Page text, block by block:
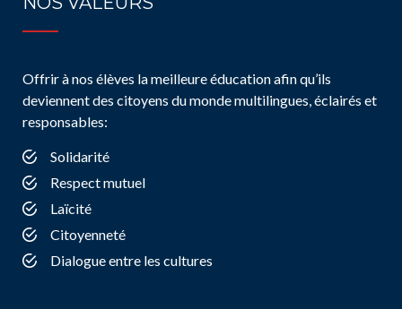
Offrir à nos élèves la meilleure éducation afin qu’ils
deviennent des citoyens du monde multilingues, éclairés et
responsables:
Solidarité
Respect mutuel
Laïcité
Citoyenneté
Dialogue entre les cultures